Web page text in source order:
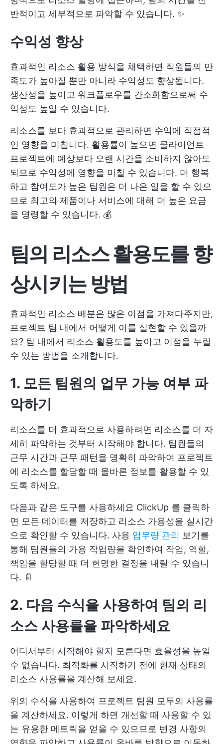
반적이고 세부적으로 파악할 수 있습니다. ✨
수익성 향상
효과적인 리소스 활용 방식을 채택하면 직원들의 만
족도가 높아질 뿐만 아니라 수익성도 향상됩니다.
생산성을 높이고 워크플로우를 간소화함으로써 수
익성도 높일 수 있습니다.
리소스를 보다 효과적으로 관리하면 수익에 직접적
인 영향을 미칩니다. 활용률이 높으면 클라이언트
프로젝트에 예상보다 오랜 시간을 소비하지 않아도
되므로 수익성에 영향을 미칠 수 있습니다. 더 행복
하고 참여도가 높은 팀원은 더 나은 일을 할 수 있으
므로 최고의 제품이나 서비스에 대해 더 높은 요금
을 명령할 수 있습니다. 💰
팀의 리소스 활용도를 향
상시키는 방법
효과적인 리소스 배분은 많은 이점을 가져다주지만,
프로젝트 팀 내에서 어떻게 이를 실현할 수 있을까
요? 팀 내에서 리소스 활용도를 높이고 이점을 누릴
수 있는 방법을 소개합니다.
1. 모든 팀원의 업무 가능 여부 파
악하기
리소스를 더 효과적으로 사용하려면 리소스를 더 자
세히 파악하는 것부터 시작해야 합니다. 팀원들의
근무 시간과 근무 패턴을 명확히 파악하여 프로젝트
에 리소스를 할당할 때 올바른 정보를 활용할 수 있
도록 하세요.
다음과 같은 도구를 사용하세요 ClickUp 를 클릭하
면 모든 데이터를 저장하고 리소스 가용성을 실시간
으로 확인할 수 있습니다. 사용 업무량 관리 보기를
통해 팀원들의 가용 작업량을 확인하여 작업, 역할,
책임을 할당할 때 더 현명한 결정을 내릴 수 있습니
다. 📄
2. 다음 수식을 사용하여 팀의 리
소스 사용률을 파악하세요
어디서부터 시작해야 할지 모른다면 효율성을 높일
수 없습니다. 최적화를 시작하기 전에 현재 상태의
리소스 사용률을 계산해 보세요.
위의 수식을 사용하여 프로젝트 팀원 모두의 사용률
을 계산하세요. 이렇게 하면 개선할 때 사용할 수 있
는 유용한 메트릭을 얻을 수 있으므로 변경 사항의